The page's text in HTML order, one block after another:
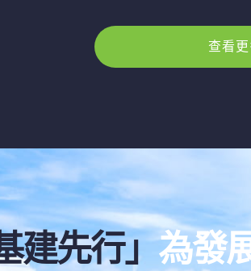
查看更
建先行」為發